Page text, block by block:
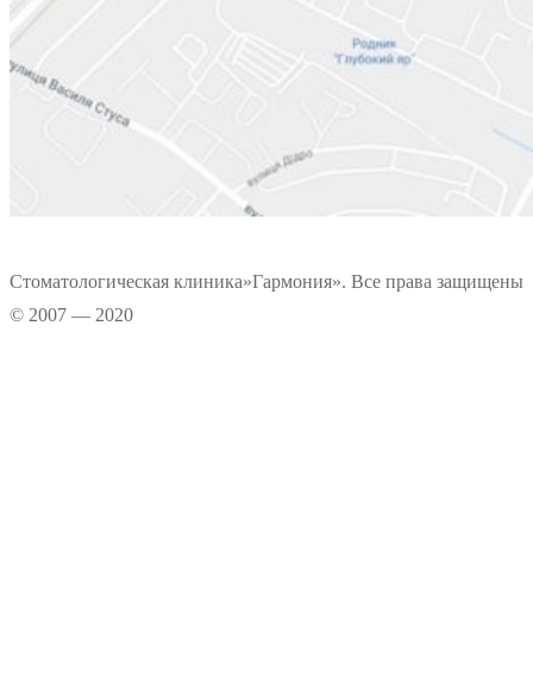
Стоматологическая клиника»Гармония». Все права защищены
© 2007 — 2020